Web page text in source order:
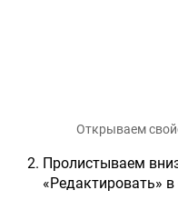
Открываем
Пролистываем
«Редактировать»